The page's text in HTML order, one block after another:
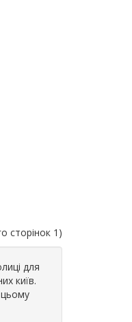
сторінок 1)
для
київ.
цьому